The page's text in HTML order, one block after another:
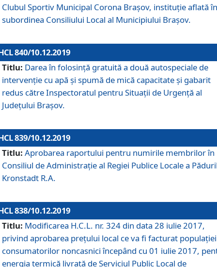
Clubul Sportiv Municipal Corona Braşov, instituție aflată în
subordinea Consiliului Local al Municipiului Brașov.
840/10.12.2019
Titlu: Darea în folosință gratuită a două autospeciale de
intervenție cu apă și spumă de mică capacitate și gabarit
redus către Inspectoratul pentru Situaţii de Urgenţă al
Judeţului Brașov.
839/10.12.2019
Titlu: Aprobarea raportului pentru numirile membrilor în
Consiliul de Administraţie al Regiei Publice Locale a
Kronstadt R.A.
838/10.12.2019
Titlu: Modificarea H.C.L. nr. 324 din data 28 iulie 2017,
privind aprobarea preţului local ce va fi facturat
consumatorilor noncasnici începând cu 01 iulie 2017,
energia termică livrată de Serviciul Public Local de